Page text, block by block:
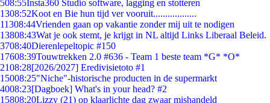
508:55Insta360 Studio software, lagging en stotteren
1308:52Koot en Bie hun tijd ver vooruit..................
11308:44Vrienden gaan op vakantie zonder mij uit te nodigen
13808:43Wat je ook stemt, je krijgt in NL altijd Links Liberaal Beleid.
3708:40Dierenlepeltopic #150
17608:39Touwtrekken 2.0 #636 - Team 1 beste team *G* *O*
2108:28[2026/2027] Eredivisietoto #1
15008:25"Niche"-historische producten in de supermarkt
4008:23[Dagboek] What's in your head? #2
15808:20Lizzy (21) op klaarlichte dag zwaar mishandeld